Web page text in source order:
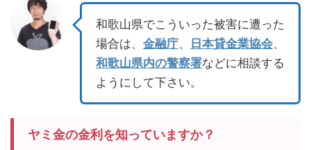
和歌山県でこういった被害に遭った
場合は、 金融庁、 日本貸金業協会、
和歌山県内の警察署などに相談する
ようにして下さい。
ヤミ金の金利を知っていますか？